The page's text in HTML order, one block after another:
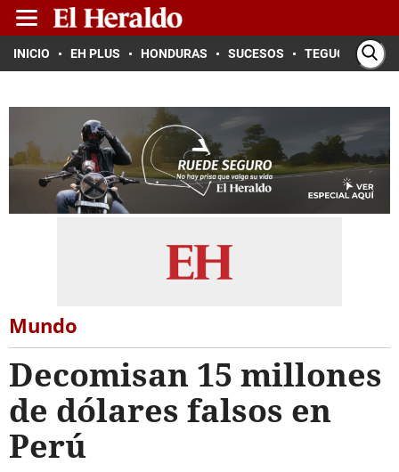
INICIO EH PLUS HONDURAS SUCESOS TEGUCIGALPA
Mundo
Decomisan 15 millones
de dólares falsos en
Perú